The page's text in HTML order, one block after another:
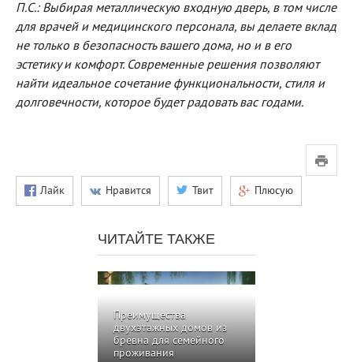
П.С.: Выбирая металлическую входную дверь, в том числе
для врачей и медицинского персонала, вы делаете вклад
не только в безопасность вашего дома, но и в его
эстетику и комфорт. Современные решения позволяют
найти идеальное сочетание функциональности, стиля и
долговечности, которое будет радовать вас годами.
Лайк Нравится Твит Плюсую
ЧИТАЙТЕ ТАКЖЕ
Преимущества
двухэтажных домов из
бревна для семейного
проживания